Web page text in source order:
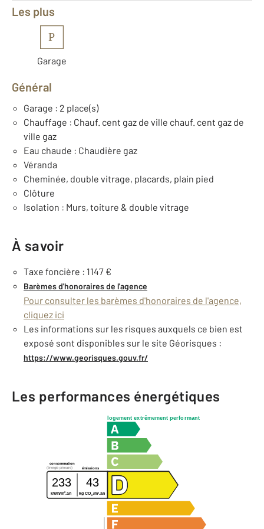
Les plus
P
Garage
Général
Garage : 2 place(s)
Chauffage : Chauf. cent gaz de ville chauf. cent gaz de
ville gaz
Eau chaude : Chaudière gaz
Véranda
Cheminée, double vitrage, placards, plain pied
Clôture
Isolation : Murs, toiture & double vitrage
À savoir
Taxe foncière : 1147 €
Barèmes d'honoraires de l'agence
Pour consulter les barèmes d'honoraires de l'agence,
cliquez ici
Les informations sur les risques auxquels ce bien est
exposé sont disponibles sur le site Géorisques :
https://www.georisques.gouv.fr/
Les performances énergétiques
logement extrêmement performant
consommation
émissions
(énergie primaire)
233 43
kWh/m2.an kg CO2 /m2 .an